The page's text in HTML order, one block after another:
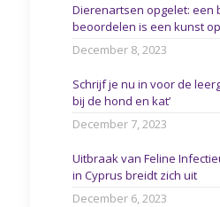
Dierenartsen opgelet: een
beoordelen is een kunst
December 8, 2023
Schrijf je nu in voor de
bij de hond en kat’
December 7, 2023
Uitbraak van Feline
in Cyprus breidt zich uit
December 6, 2023